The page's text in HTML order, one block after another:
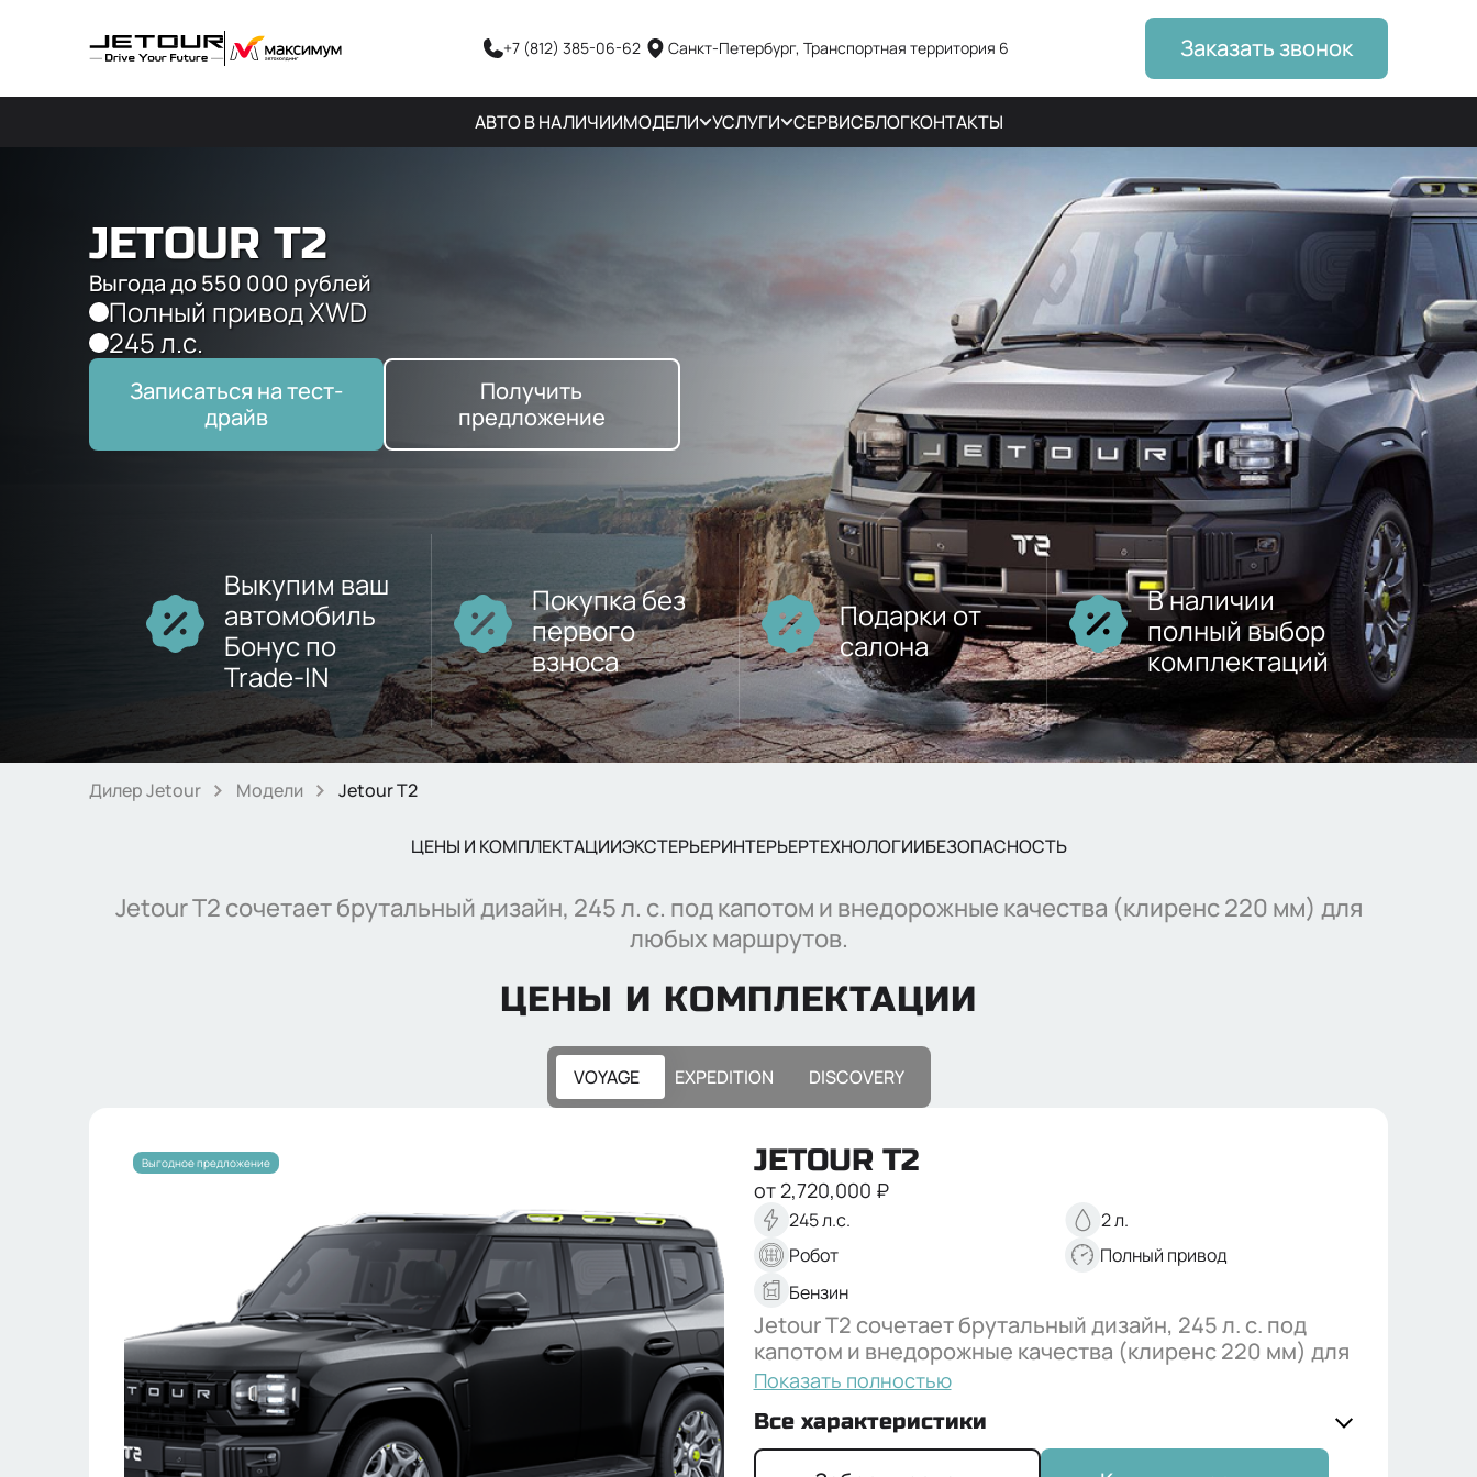
+7 (812) 385-06-62 Санкт-Петербург, Транспортная территория 6 Заказать звонок
АВТО В НАЛИЧИИМОДЕЛИ УСЛУГИ СЕРВИСБЛОГКОНТАКТЫ
JETOUR T2
Выгода до 550 000 рублей
Полный привод XWD
245 л.с.
Записаться на тест-
драйв
Получить
предложение
Выкупим ваш
автомобиль
Бонус по
Trade-IN
Покупка без
первого
взноса
Подарки от
салона
В наличии
полный выбор
комплектаций
Дилер Jetour Модели Jetour T2
ЦЕНЫ И КОМПЛЕКТАЦИИЭКСТЕРЬЕРИНТЕРЬЕРТЕХНОЛОГИИБЕЗОПАСНОСТЬ
Jetour T2 сочетает брутальный дизайн, 245 л. с. под капотом и внедорожные качества (клиренс 220 мм) для
любых маршрутов.
ЦЕНЫ И КОМПЛЕКТАЦИИ
VOYAGE EXPEDITION DISCOVERY
Выгодное предложение JETOUR T2
от 2,720,000 ₽
245л.с. 2л.
Робот
Полный привод
Бензин
Jetour T2 сочетает брутальный дизайн, 245 л. с. под
капотом и внедорожные качества (клиренс 220 мм) для
любых маршрутов.
Показать полностью
Все характеристики
Комфорт